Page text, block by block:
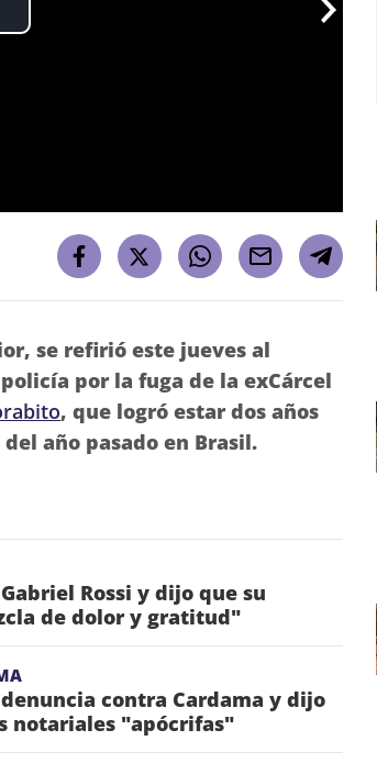
se refirió este jueves al
por la fuga de la exCárcel
, que logró estar dos años
año pasado en Brasil.
Rossi y dijo que su
de dolor y gratitud"
contra Cardama y dijo
notariales "apócrifas"